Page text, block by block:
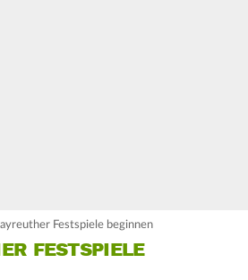
Festspiele beginnen
FESTSPIELE